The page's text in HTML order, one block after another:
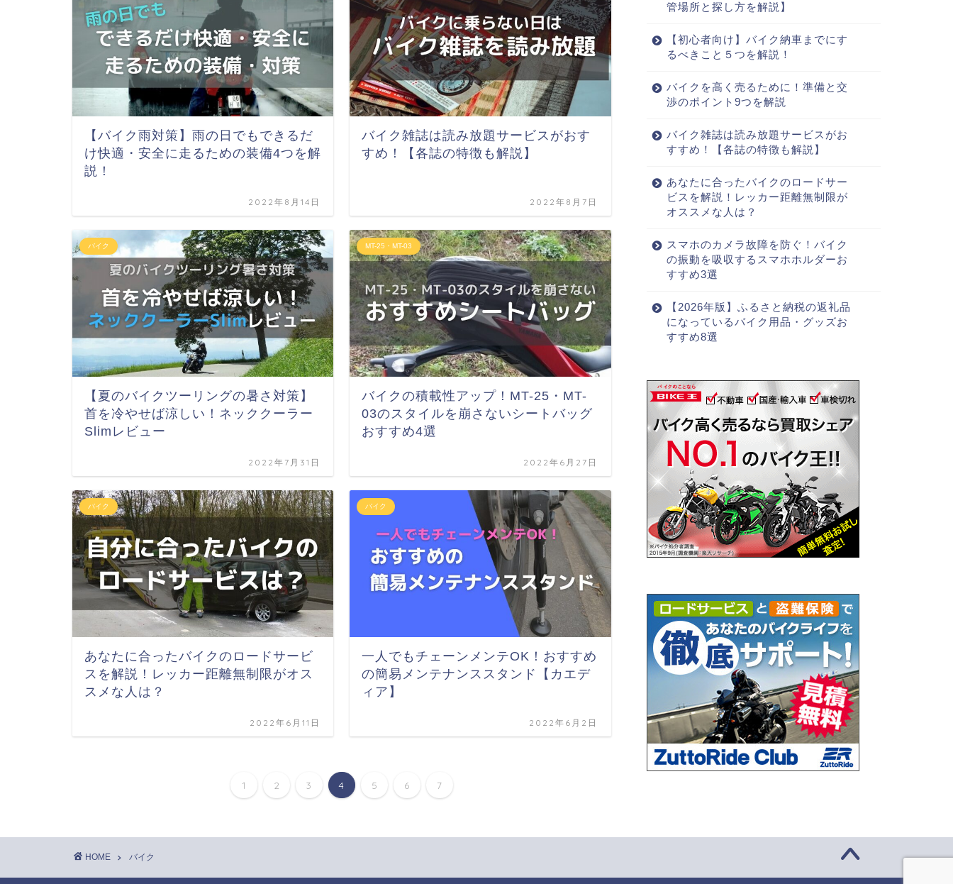
【バイク雨対策】雨の日でもできるだ
け快適・安全に走るための装備4つを解
説！
2022年8月14日
バイク雑誌は読み放題サービスがおす
すめ！【各誌の特徴も解説】
2022年8月7日
バイク
【夏のバイクツーリングの暑さ対策】
首を冷やせば涼しい！ネッククーラー
Slimレビュー
2022年7月31日
MT-25・MT-03
バイクの積載性アップ！MT-25・MT-
03のスタイルを崩さないシートバッグ
おすすめ4選
2022年6月27日
バイク
あなたに合ったバイクのロードサービ
スを解説！レッカー距離無制限がオス
スメな人は？
2022年6月11日
バイク
一人でもチェーンメンテOK！おすすめ
の簡易メンテナンススタンド【カエデ
ィア】
2022年6月2日
1 2 3 4 5 6 7
管場所と探し方を解説】
【初心者向け】バイク納車までにす
るべきこと５つを解説！
バイクを高く売るために！準備と交
渉のポイント9つを解説
バイク雑誌は読み放題サービスがお
すすめ！【各誌の特徴も解説】
あなたに合ったバイクのロードサー
ビスを解説！レッカー距離無制限が
オススメな人は？
スマホのカメラ故障を防ぐ！バイク
の振動を吸収するスマホホルダーお
すすめ3選
【2026年版】ふるさと納税の返礼品
になっているバイク用品・グッズお
すすめ8選
HOME バイク